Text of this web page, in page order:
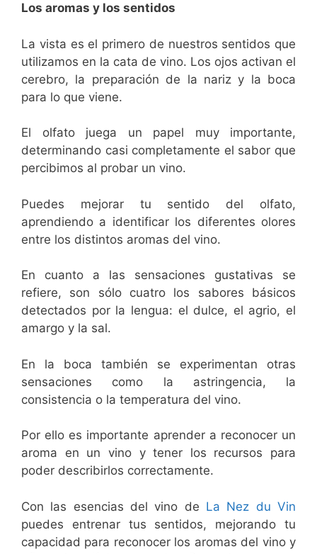
Los aromas y los sentidos
La vista es el primero de nuestros sentidos que
utilizamos en la cata de vino. Los ojos activan el
cerebro, la preparación de la nariz y la boca
para lo que viene.
El olfato juega un papel muy importante,
determinando casi completamente el sabor que
percibimos al probar un vino.
Puedes mejorar tu sentido del olfato,
aprendiendo a identificar los diferentes olores
entre los distintos aromas del vino.
En cuanto a las sensaciones gustativas se
refiere, son sólo cuatro los sabores básicos
detectados por la lengua: el dulce, el agrio, el
amargo y la sal.
En la boca también se experimentan otras
sensaciones como la astringencia, la
consistencia o la temperatura del vino.
Por ello es importante aprender a reconocer un
aroma en un vino y tener los recursos para
poder describirlos correctamente.
Con las esencias del vino de La Nez du Vin
puedes entrenar tus sentidos, mejorando tu
capacidad para reconocer los aromas del vino y